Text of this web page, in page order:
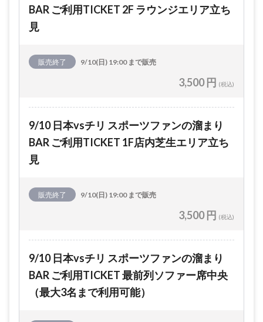
BAR ご利用TICKET 2F ラウンジエリア立ち
見
販売終了 9/10(日) 19:00 まで販売
3,500 円 (税込)
9/10 日本vsチリ スポーツファンの溜まり
BAR ご利用TICKET 1F店内芝生エリア立ち
見
販売終了 9/10(日) 19:00 まで販売
3,500 円 (税込)
9/10 日本vsチリ スポーツファンの溜まり
BAR ご利用TICKET 最前列ソファー席中央
（最大3名まで利用可能）